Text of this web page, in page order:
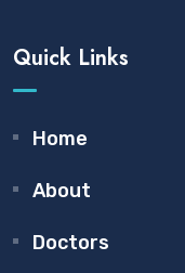
Quick Links
Home
About
Doctors